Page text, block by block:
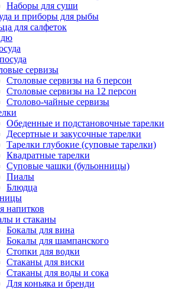
Наборы для суши
и приборы для рыбы
для салфеток
сервизы
Столовые сервизы на 6 персон
Столовые сервизы на 12 персон
Столово-чайные сервизы
Обеденные и подстановочные тарелки
Десертные и закусочные тарелки
Тарелки глубокие (суповые тарелки)
Квадратные тарелки
Суповые чашки (бульонницы)
Пиалы
Блюдца
напитков
и стаканы
Бокалы для вина
Бокалы для шампанского
Стопки для водки
Стаканы для виски
Стаканы для воды и сока
Для коньяка и бренди